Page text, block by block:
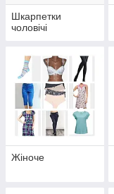
Шкарпетки
чоловічі
Жіноче